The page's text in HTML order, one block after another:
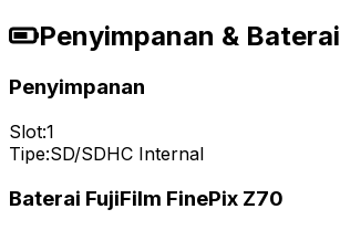
Penyimpanan & Baterai
Penyimpanan
Slot:1
Tipe:SD/SDHC Internal
Baterai FujiFilm FinePix Z70